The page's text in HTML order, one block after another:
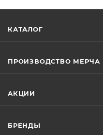
КАТАЛОГ
ПРОИЗВОДСТВО МЕРЧА
АКЦИИ
БРЕНДЫ